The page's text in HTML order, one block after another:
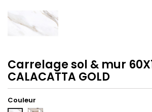
Carrelage sol & mur
CALACATTA GOLD
Couleur